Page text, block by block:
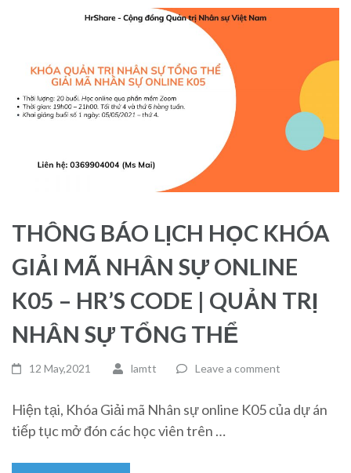
THÔNG BÁO LỊCH HỌC KHÓA
GIẢI MÃ NHÂN SỰ ONLINE
K05 – HR’S CODE | QUẢN TRỊ
NHÂN SỰ TỔNG THỂ
12 May,2021 lamtt Leave a comment
Hiện tại, Khóa Giải mã Nhân sự online K05 của dự án
tiếp tục mở đón các học viên trên …